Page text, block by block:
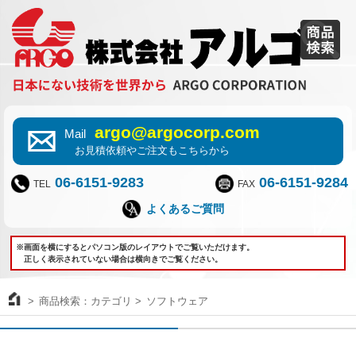
Mail argo@argocorp.com
お見積依頼やご注文もこちらから
TEL 06-6151-9283 FAX 06-6151-9284
よくあるご質問
※画面を横にするとパソコン版のレイアウトでご覧いただけます。
正しく表示されていない場合は横向きでご覧ください。
商品検索：カテゴリ ソフトウェア